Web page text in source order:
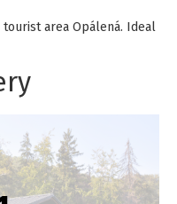
area Opálená. Ideal